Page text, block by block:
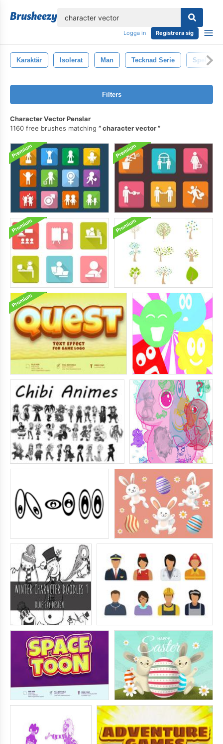
Logga in Registrera sig
Karaktär Isolerat Man Tecknad Serie Spel
Filters
Character Vector Penslar
1160 free brushes matching
character vector